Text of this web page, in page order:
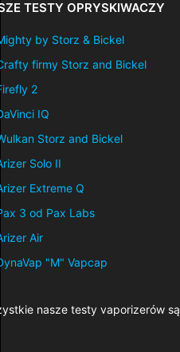
TESTY OPRYSKIWACZY
by Storz & Bickel
firmy Storz and Bickel
2
IQ
Storz and Bickel
Solo II
Extreme Q
3 od Pax Labs
Air
"M" Vapcap
nasze testy vaporizerów są